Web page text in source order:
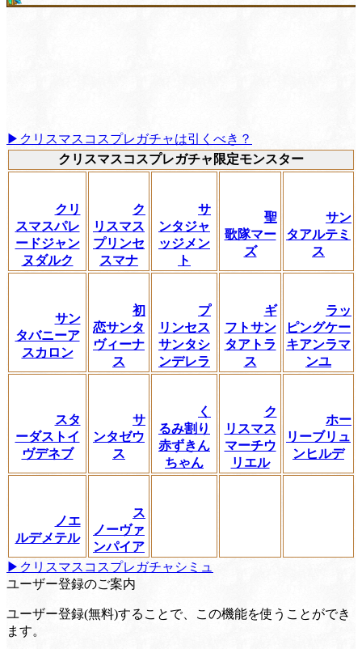
▶クリスマスコスプレガチャは引くべき？
クリスマスコスプレガチャ限定モンスター
クリ
スマスパレ
ードジャン
ヌダルク
ク
リスマス
プリンセ
スマナ
サ
ンタジャ
ッジメン
ト
聖
歌隊マー
ズ
サン
タアルテミ
ス
サン
タバニーア
スカロン
初
恋サンタ
ヴィーナ
ス
プ
リンセス
サンタシ
ンデレラ
ギ
フトサン
タアトラ
ス
ラッ
ピングケー
キアンラマ
ンユ
スタ
ーダストイ
ヴデネブ
サ
ンタゼウ
ス
く
るみ割り
赤ずきん
ちゃん
ク
リスマス
マーチウ
リエル
ホー
リーブリュ
ンヒルデ
ノエ
ルデメテル
ス
ノーヴァ
ンパイア
▶クリスマスコスプレガチャシミュ
ユーザー登録のご案内
ユーザー登録(無料)することで、この機能を使うことができ
ます。